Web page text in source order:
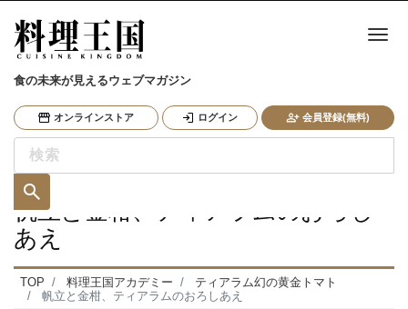
食の未来が見えるウェブマガジン
オンラインストア ログイン 会員登録(無料)
ナ
帆立と金柑、ティアラムのおろし
あえ
TOP 料理王国アカデミー
ティアラム幻の黄金トマト
帆立と金柑、ティアラムのおろしあえ